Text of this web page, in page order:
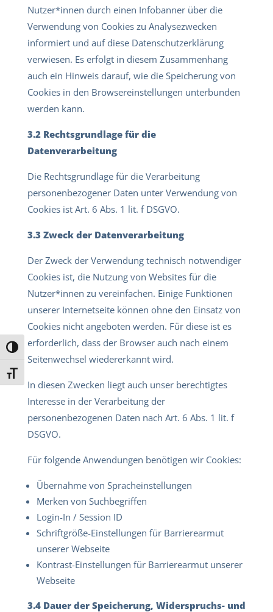
Umschalten auf hohe Kontraste
Schrift vergrößern
Nutzer*innen durch einen Infobanner über die
Verwendung von Cookies zu Analysezwecken
informiert und auf diese Datenschutzerklärung
verwiesen. Es erfolgt in diesem Zusammenhang
auch ein Hinweis darauf, wie die Speicherung von
Cookies in den Browsereinstellungen unterbunden
werden kann.
3.2 Rechtsgrundlage für die
Datenverarbeitung
Die Rechtsgrundlage für die Verarbeitung
personenbezogener Daten unter Verwendung von
Cookies ist Art. 6 Abs. 1 lit. f DSGVO.
3.3 Zweck der Datenverarbeitung
Der Zweck der Verwendung technisch notwendiger
Cookies ist, die Nutzung von Websites für die
Nutzer*innen zu vereinfachen. Einige Funktionen
unserer Internetseite können ohne den Einsatz von
Cookies nicht angeboten werden. Für diese ist es
erforderlich, dass der Browser auch nach einem
Seitenwechsel wiedererkannt wird.
In diesen Zwecken liegt auch unser berechtigtes
Interesse in der Verarbeitung der
personenbezogenen Daten nach Art. 6 Abs. 1 lit. f
DSGVO.
Für folgende Anwendungen benötigen wir Cookies:
Übernahme von Spracheinstellungen
Merken von Suchbegriffen
Login-In / Session ID
Schriftgröße-Einstellungen für Barrierearmut
unserer Webseite
Kontrast-Einstellungen für Barrierearmut unserer
Webseite
3.4 Dauer der Speicherung, Widerspruchs- und